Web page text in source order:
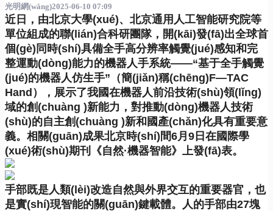
光明網(wǎng)2025-06-10 07:09
近日，由北京大學(xué)、北京通用人工智能研究院等
單位組成的聯(lián)合科研團隊，開(kāi)發(fā)出全球首
個(gè)同時(shí)具備全手高分辨率觸覺(jué)感知和完
整運動(dòng)能力的機器人手系統——“基于全手觸覺
(jué)的機器人仿生手”（簡(jiǎn)稱(chēng)F—TAC
Hand），展示了我國在機器人前沿技術(shù)領(lǐng)
域的創(chuàng )新能力，對推動(dòng)機器人技術
(shù)的自主創(chuàng )新和國產(chǎn)化具有重要意
義。相關(guān)成果北京時(shí)間6月9日在國際學
(xué)術(shù)期刊《自然·機器智能》上發(fā)表。
手部既是人類(lèi)改造自然與外界交互的重要器官，也
是實(shí)現智能的關(guān)鍵載體。人的手部由27塊